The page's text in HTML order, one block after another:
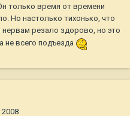
только время от времени
Но настолько тихонько, что
резало здорово, но это
всего подъезда
2008